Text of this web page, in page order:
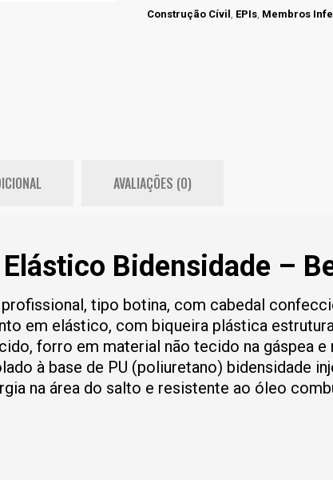
Construção Cívil , EPIs, Membros
AVALIAÇÕES (0)
Bidensidade –
tipo botina, com cabedal
em elástico, com biqueira plástica
forro em material não tecido na gáspea e
à base de PU (poliuretano) bidensidade
na área do salto e resistente ao óleo